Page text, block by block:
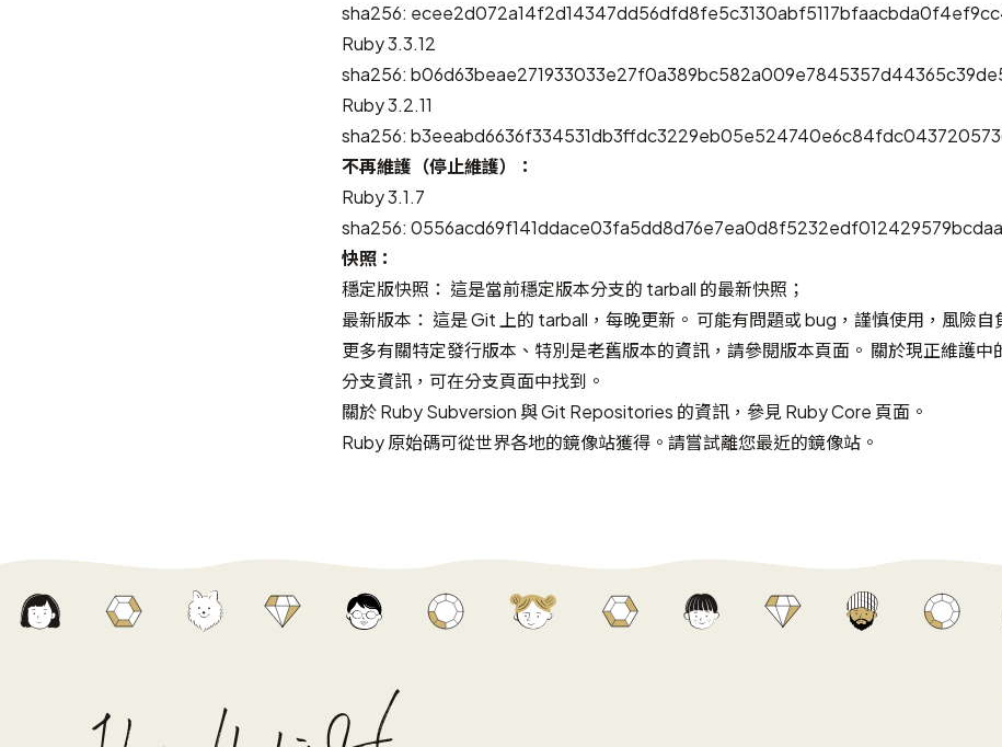
sha256:
Ruby 3.3.12
sha256:
Ruby 3.2.11
sha256:
不再維護（停止維護）：
Ruby 3.1.7
sha256:
快照：
穩定版快照 ： 這是當前穩定版本分支的 tarball 的最新快照；
最新版本 ： 這是 Git 上的 tarball，每晚更新。 可能有問題或 bug，謹慎使用，風險自
更多有關特定發行版本、特別是老舊版本的資訊，請參閱版本頁面 。 關於現正維護
分支資訊，可在分支頁面中找到。
關於 Ruby Subversion 與 Git Repositories 的資訊，參見 Ruby Core 頁面。
Ruby 原始碼可從世界各地的鏡像站獲得。請嘗試離您最近的鏡像站。